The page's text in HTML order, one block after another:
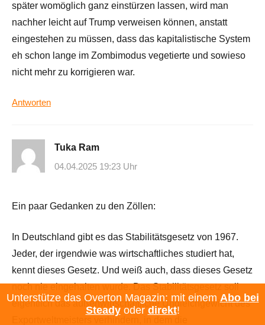
später womöglich ganz einstürzen lassen, wird man
nachher leicht auf Trump verweisen können, anstatt
eingestehen zu müssen, dass das kapitalistische System
eh schon lange im Zombimodus vegetierte und sowieso
nicht mehr zu korrigieren war.
Antworten
Tuka Ram
04.04.2025 19:23 Uhr
Ein paar Gedanken zu den Zöllen:
In Deutschland gibt es das Stabilitätsgesetz von 1967.
Jeder, der irgendwie was wirtschaftliches studiert hat,
kennt dieses Gesetz. Und weiß auch, dass dieses Gesetz
noch nie eingehalten wurde. Das Stabilitätsgesetz soll
eigentlich das außenwirtschaftliche Ungleichgewicht des
Unterstütze das Overton Magazin: mit einem Abo bei
Steadyoder direkt!